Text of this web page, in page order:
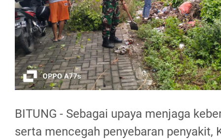
BITUNG - Sebagai upaya menjaga
serta mencegah penyebaran penyakit,